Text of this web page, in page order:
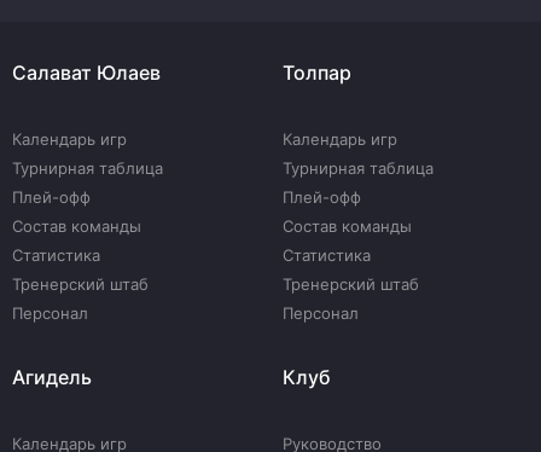
Салават Юлаев
Календарь игр
Турнирная таблица
Плей-офф
Состав команды
Статистика
Тренерский штаб
Персонал
Толпар
Календарь игр
Турнирная таблица
Плей-офф
Состав команды
Статистика
Тренерский штаб
Персонал
Агидель
Календарь игр
Клуб
Руководство